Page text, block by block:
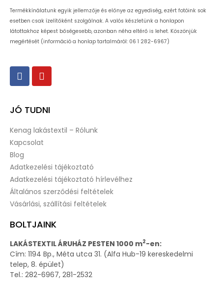
Termékkínálatunk egyik jellemzője és előnye az egyediség, ezért fotóink sok
esetben csak ízelítőként szolgálnak. A valós készletünk a honlapon
látottakhoz képest bőségesebb, azonban néha eltérő is lehet. Köszönjük
megértését (információ a honlap tartalmáról: 06 1 282-6967)
JÓ TUDNI
Kenag lakástextil – Rólunk
Kapcsolat
Blog
Adatkezelési tájékoztató
Adatkezelési tájékoztató hírlevélhez
Általános szerződési feltételek
Vásárlási, szállítási feltételek
BOLTJAINK
LAKÁSTEXTIL ÁRUHÁZ PESTEN 1000 m2-en:
Cím: 1194 Bp., Méta utca 31. (Alfa Hub-19 kereskedelmi
telep, 8. épület)
Tel.: 282-6967, 281-2532